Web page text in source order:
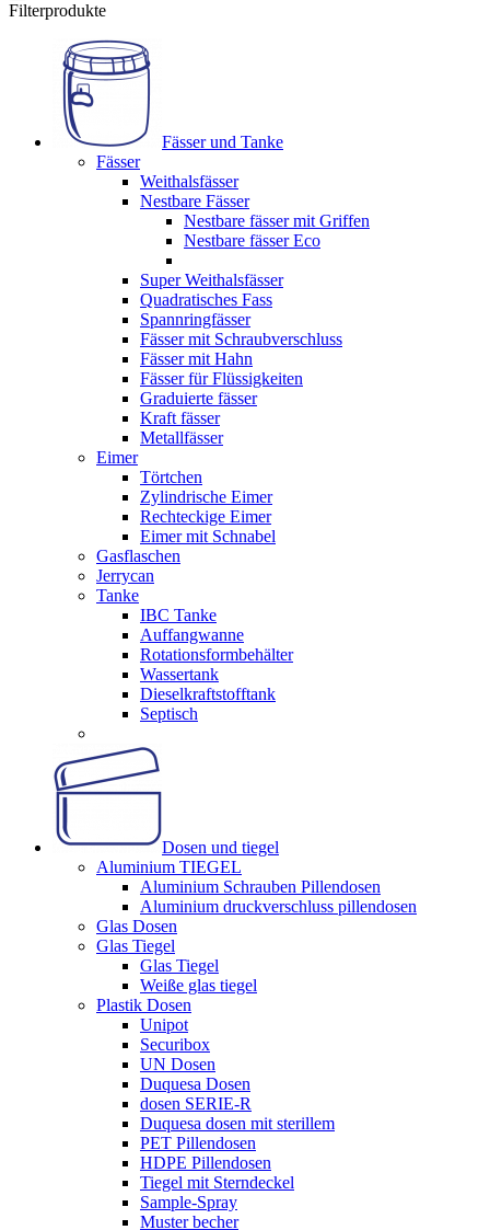
Filterprodukte
Fässer und Tanke
Fässer
Weithalsfässer
Nestbare Fässer
Nestbare fässer mit Griffen
Nestbare fässer Eco
Super Weithalsfässer
Quadratisches Fass
Spannringfässer
Fässer mit Schraubverschluss
Fässer mit Hahn
Fässer für Flüssigkeiten
Graduierte fässer
Kraft fässer
Metallfässer
Eimer
Törtchen
Zylindrische Eimer
Rechteckige Eimer
Eimer mit Schnabel
Gasflaschen
Jerrycan
Tanke
IBC Tanke
Auffangwanne
Rotationsformbehälter
Wassertank
Dieselkraftstofftank
Septisch
Dosen und tiegel
Aluminium TIEGEL
Aluminium Schrauben Pillendosen
Aluminium druckverschluss pillendosen
Glas Dosen
Glas Tiegel
Glas Tiegel
Weiße glas tiegel
Plastik Dosen
Unipot
Securibox
UN Dosen
Duquesa Dosen
dosen SERIE-R
Duquesa dosen mit sterillem
PET Pillendosen
HDPE Pillendosen
Tiegel mit Sterndeckel
Sample-Spray
Muster becher